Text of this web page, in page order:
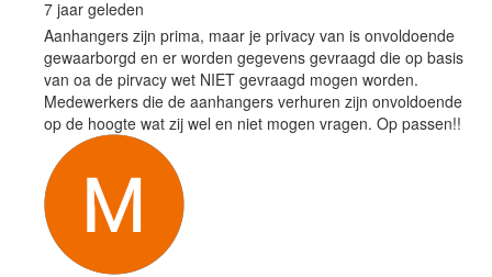
7 jaar geleden
Aanhangers zijn prima, maar je privacy van is onvoldoende
gewaarborgd en er worden gegevens gevraagd die op basis
van oa de pirvacy wet NIET gevraagd mogen worden.
Medewerkers die de aanhangers verhuren zijn onvoldoende
op de hoogte wat zij wel en niet mogen vragen. Op passen!!